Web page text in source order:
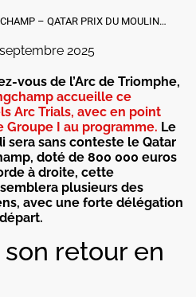
PARISLONGCHAMP – QATAR PRIX DU MOULIN DE LONGCHAMP
2025
vous de l’Arc de Triomphe,
accueille ce
Arc Trials, avec en point
Groupe I au programme. Le
sera sans conteste le Qatar
doté de 800 000 euros
à droite, cette
plusieurs des
avec une forte délégation
retour en